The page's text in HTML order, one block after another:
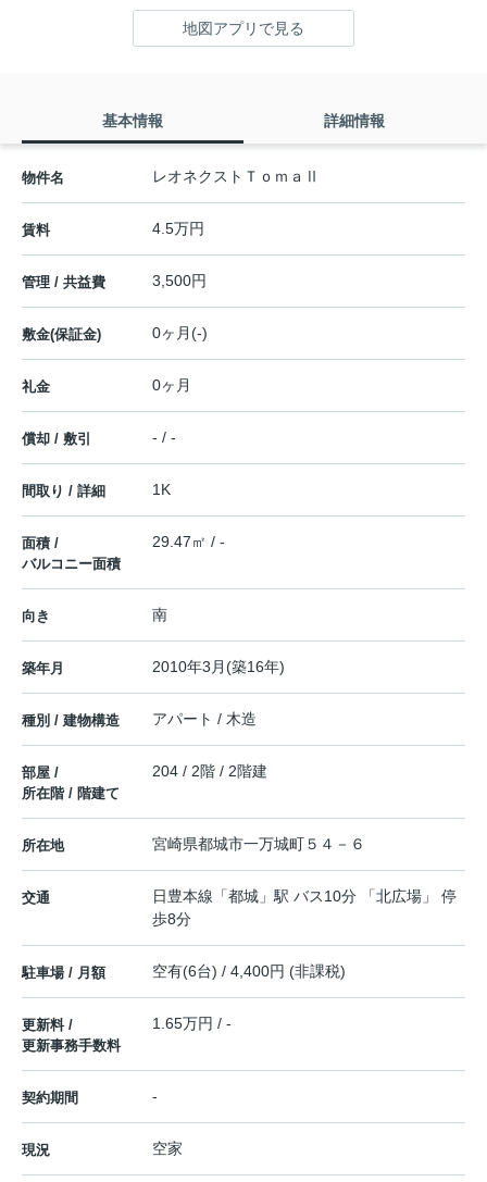
地図アプリで見る
基本情報 詳細情報
物件名 レオネクストＴｏｍａⅡ
賃料 4.5万円
管理 / 共益費 3,500円
敷金(保証金) 0ヶ月(-)
礼金 0ヶ月
償却 / 敷引 - / -
間取り / 詳細 1K
面積 /
バルコニー面積
29.47㎡ / -
向き 南
築年月 2010年3月(築16年)
種別 / 建物構造 アパート / 木造
部屋 /
所在階 / 階建て
204 / 2階 / 2階建
所在地 宮崎県都城市一万城町５４－６
交通 日豊本線 「都城 」駅 バス10分 「北広場」 停
歩8分
駐車場 / 月額 空有(6台) / 4,400円 (非課税)
更新料 /
更新事務手数料
1.65万円 / -
契約期間 -
現況 空家